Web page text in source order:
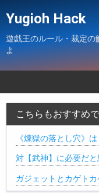
Yugioh Hack
遊戯王のルール・裁定
よ
こちらもおすすめ
《煉獄の落とし穴》
対【武神】に必要だ
ガジェットとカゲト